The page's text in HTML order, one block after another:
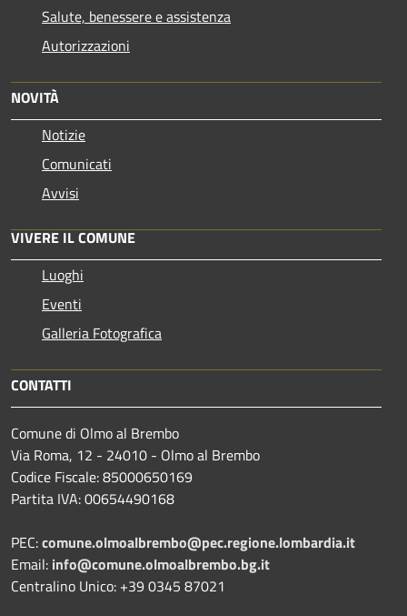
Salute, benessere e assistenza
Autorizzazioni
NOVITÀ
Notizie
Comunicati
Avvisi
VIVERE IL COMUNE
Luoghi
Eventi
Galleria Fotografica
CONTATTI
Comune di Olmo al Brembo
Via Roma, 12 - 24010 - Olmo al Brembo
Codice Fiscale: 85000650169
Partita IVA: 00654490168
PEC:comune.olmoalbrembo@pec.regione.lombardia.it
Email: info@comune.olmoalbrembo.bg.it
Centralino Unico: +39 0345 87021